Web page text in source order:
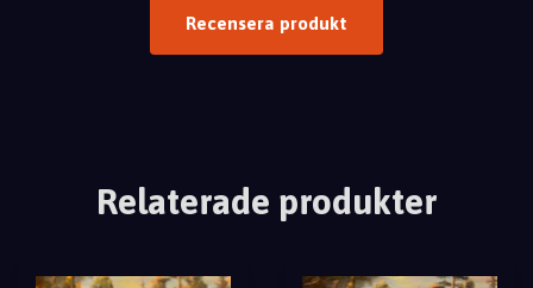
Recensera produkt
Relaterade produkter